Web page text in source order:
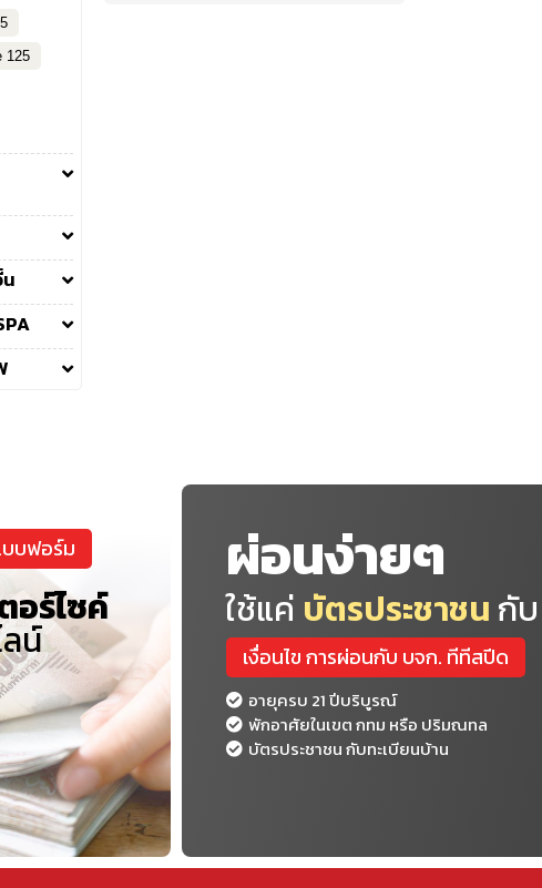
125
บฟอร์ม
อร์ไซค์
น์
ผ่อนง่ายๆ
ใช้แค่ บัตรประชาชน กับ
เงื่อนไข การผ่อนกับ บจก. ทีทีสปีด
อายุครบ 21 ปีบริบูรณ์
พักอาศัยในเขต กทม หรือ ปริมณทล
บัตรประชาชน กับทะเบียนบ้าน